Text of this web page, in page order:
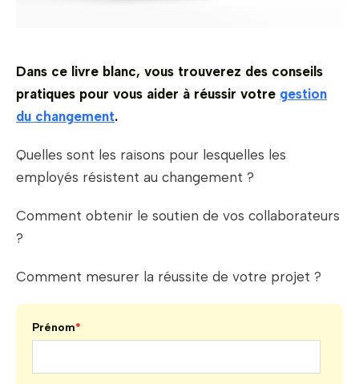
Dans ce livre blanc, vous trouverez des conseils
pratiques pour vous aider à réussir votre gestion
du changement.
Quelles sont les raisons pour lesquelles les
employés résistent au changement ?
Comment obtenir le soutien de vos collaborateurs
?
Comment mesurer la réussite de votre projet ?
Prénom*